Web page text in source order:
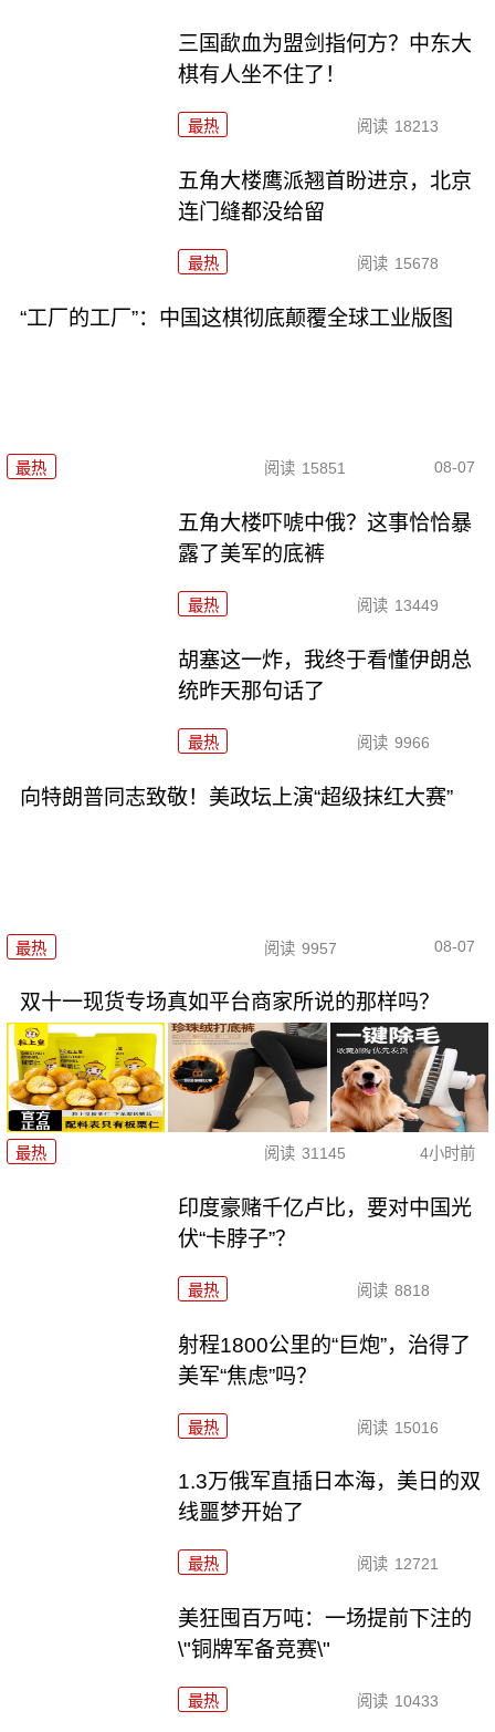
三国歃血为盟剑指何方？中东大
棋有人坐不住了！
最热 阅读 18213
五角大楼鹰派翘首盼进京，北京
连门缝都没给留
最热 阅读 15678
“工厂的工厂”：中国这棋彻底颠覆全球工业版图
最热 阅读 15851 08-07
五角大楼吓唬中俄？这事恰恰暴
露了美军的底裤
最热 阅读 13449
胡塞这一炸，我终于看懂伊朗总
统昨天那句话了
最热 阅读 9966
向特朗普同志致敬！美政坛上演“超级抹红大赛”
最热 阅读 9957 08-07
双十一现货专场真如平台商家所说的那样吗？
最热 阅读 31145 4小时前
印度豪赌千亿卢比，要对中国光
伏“卡脖子”？
最热 阅读 8818
射程1800公里的“巨炮”，治得了
美军“焦虑”吗？
最热 阅读 15016
1.3万俄军直插日本海，美日的双
线噩梦开始了
最热 阅读 12721
美狂囤百万吨：一场提前下注的
\"铜牌军备竞赛\"
最热 阅读 10433